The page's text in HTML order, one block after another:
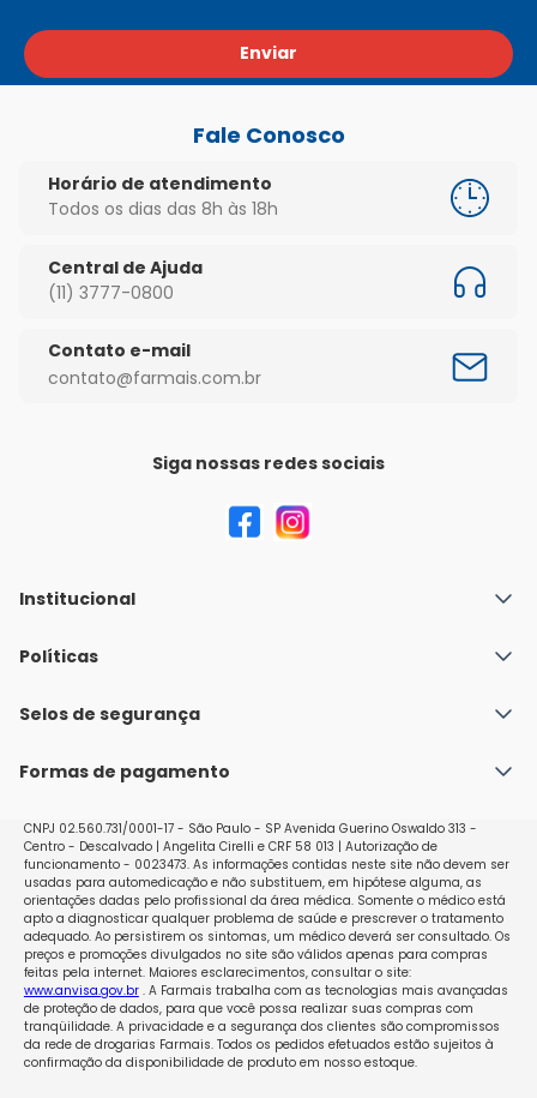
Enviar
Fale Conosco
Horário de atendimento
Todos os dias das 8h às 18h
Central de Ajuda
(11) 3777-0800
Contato e-mail
contato@farmais.com.br
Siga nossas redes sociais
Institucional
Quem Somos
Nossas lojas
Políticas
Política de Envio
Políticas de Trocas e Devoluções
Selos de segurança
Formas de pagamento
CNPJ 02.560.731/0001-17 - São Paulo - SP Avenida Guerino Oswaldo 313 -
Centro - Descalvado | Angelita Cirelli e CRF 58 013 | Autorização de
funcionamento - 0023473. As informações contidas neste site não devem ser
usadas para automedicação e não substituem, em hipótese alguma, as
orientações dadas pelo profissional da área médica. Somente o médico está
apto a diagnosticar qualquer problema de saúde e prescrever o tratamento
adequado. Ao persistirem os sintomas, um médico deverá ser consultado. Os
preços e promoções divulgados no site são válidos apenas para compras
feitas pela internet. Maiores esclarecimentos, consultar o site:
www.anvisa.gov.br. A Farmais trabalha com as tecnologias mais avançadas
de proteção de dados, para que você possa realizar suas compras com
tranqüilidade. A privacidade e a segurança dos clientes são compromissos
da rede de drogarias Farmais. Todos os pedidos efetuados estão sujeitos à
confirmação da disponibilidade de produto em nosso estoque.